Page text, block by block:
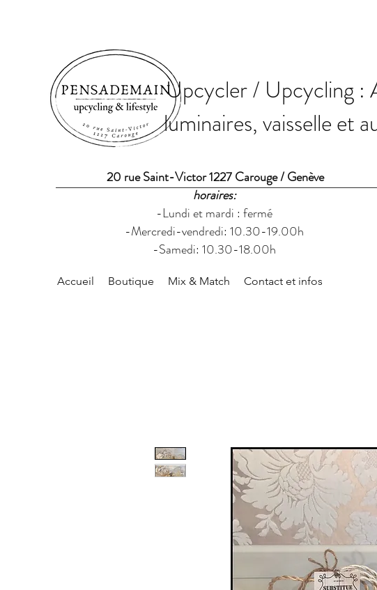
Upcycler / Upcycling :
luminaires, vaisselle et
20 rue Saint-Victor 1227 Carouge / Genève
horaires:
-Lundi et mardi : fermé
-Mercredi-vendredi: 10.30-19.00h
-Samedi: 10.30-18.00h
Accueil Boutique Mix & Match Contact et infos